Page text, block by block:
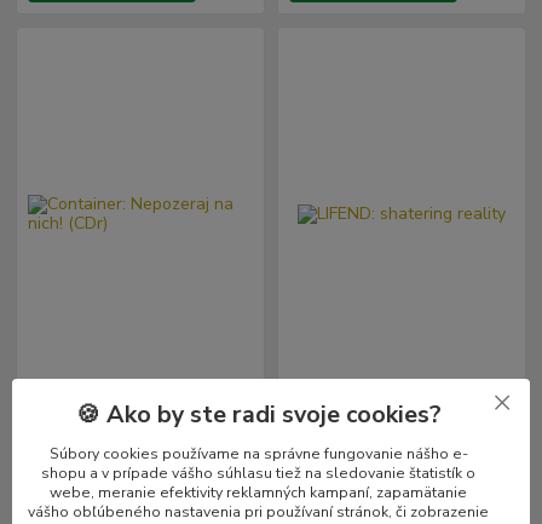
Container: Nepozeraj na nich!
6,99 €/ks
5,68 €bez DPH
Skladom
1 ks
LIFEND: shatering reality
3,99 €/ks
3,24 €bez DPH
Skladom
1 ks
🍪 Ako by ste radi svoje cookies?
Súbory cookies používame na správne fungovanie nášho e-
shopu a v prípade vášho súhlasu tiež na sledovanie štatistík o
webe, meranie efektivity reklamných kampaní, zapamätanie
vášho obľúbeného nastavenia pri používaní stránok, či zobrazenie